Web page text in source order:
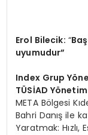
Erol Bilecik: “
uyumudur”
Index Grup Yö
TÜSİAD Yönetim
META Bölgesi
Bahri Danış ile
Yaratmak: Hızlı,